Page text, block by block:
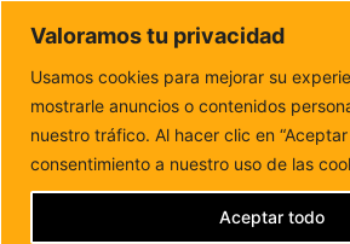
Valoramos tu privacidad
Usamos cookies para mejorar su
mostrarle anuncios o contenidos
nuestro tráfico. Al hacer clic en
consentimiento a nuestro uso de las
Aceptar todo
DUNAS FM
Tu informacion de forma
Inicio POLÍTICA
Manuel Domínguez
tener un papel determinante en la
MANUEL
(PP): “EUROPA